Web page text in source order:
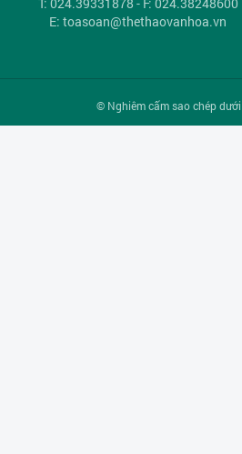
E:toasoan@thethaovanhoa.vn
© Nghiêm cấm sao chép